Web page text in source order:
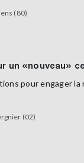
(80)
un «nouveau»
pour engager
(02)